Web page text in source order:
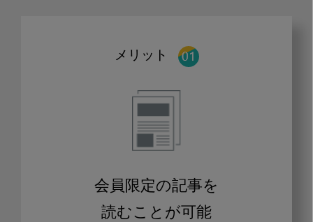
メリット
会員限定の記事を
読むことが可能